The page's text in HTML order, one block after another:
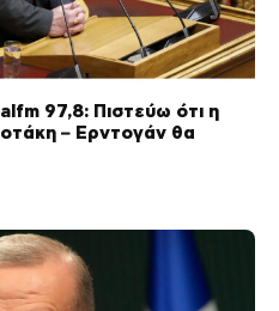
97,8: Πιστεύω ότι η
– Ερντογάν θα